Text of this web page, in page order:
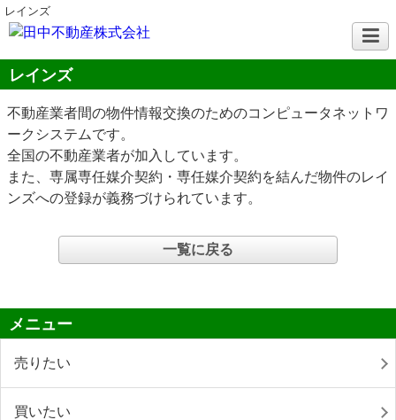
レインズ
レインズ
不動産業者間の物件情報交換のためのコンピュータネットワ
ークシステムです。
全国の不動産業者が加入しています。
また、専属専任媒介契約・専任媒介契約を結んだ物件のレイ
ンズへの登録が義務づけられています。
一覧に戻る
メニュー
売りたい
買いたい